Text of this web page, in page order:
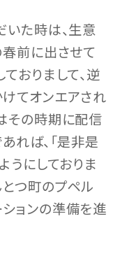
いた時は、生意
春前に出させて
おりまして、逆
てオンエアされ
その時期に配信
れば、「是非是
うにしておりま
とつ町のプペル
ョンの準備を進